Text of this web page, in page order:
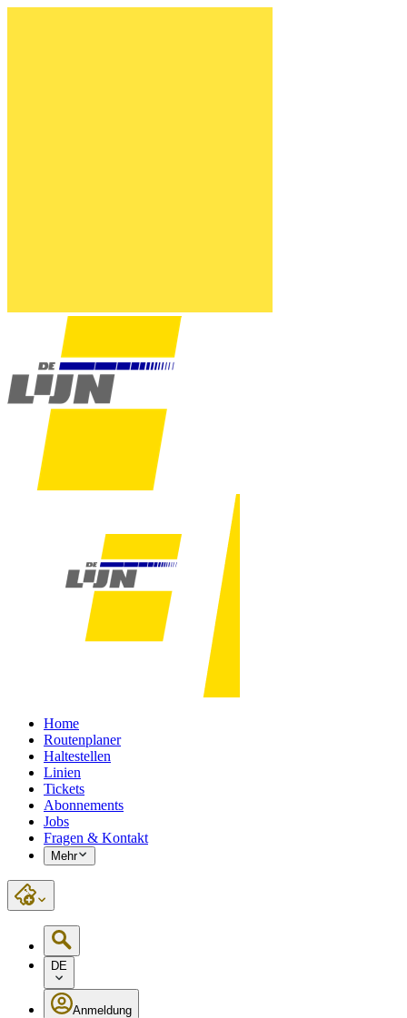
Home
Routenplaner
Haltestellen
Linien
Tickets
Abonnements
Jobs
Fragen & Kontakt
Mehr
DE
Anmeldung